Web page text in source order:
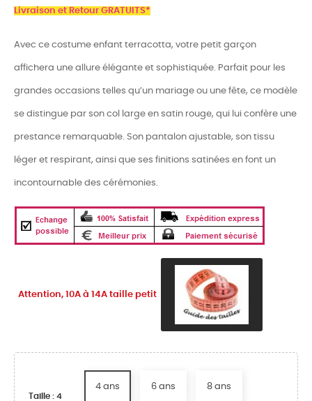
Livraison et Retour GRATUITS*
Avec ce costume enfant terracotta, votre petit garçon
affichera une allure élégante et sophistiquée. Parfait pour les
grandes occasions telles qu’un mariage ou une fête, ce modèle
se distingue par son col large en satin rouge, qui lui confère une
prestance remarquable. Son pantalon ajustable, son tissu
léger et respirant, ainsi que ses finitions satinées en font un
incontournable des cérémonies.
Attention, 10A à 14A taille petit
Taille : 4
4 ans 6 ans 8 ans